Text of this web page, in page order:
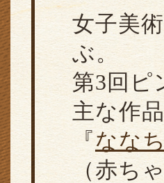
女子美
ぶ。
第3回ピ
主な作
『なな
（赤ち